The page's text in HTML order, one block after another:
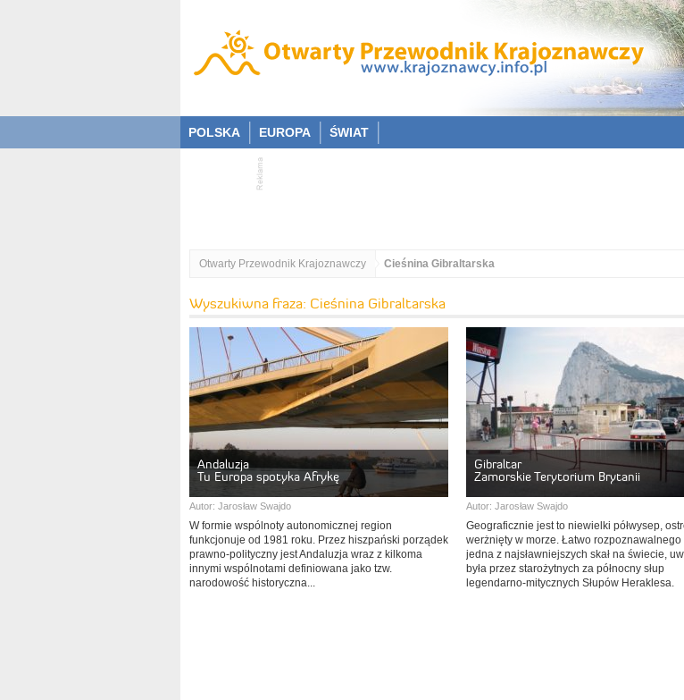
POLSKA EUROPA ŚWIAT
Otwarty Przewodnik Krajoznawczy Cieśnina Gibraltarska
Wyszukiwna fraza: Cieśnina Gibraltarska
Andaluzja
Tu Europa spotyka Afrykę
Autor: Jarosław Swajdo
W formie wspólnoty autonomicznej region
funkcjonuje od 1981 roku. Przez hiszpański porządek
prawno-polityczny jest Andaluzja wraz z kilkoma
innymi wspólnotami definiowana jako tzw.
narodowość historyczna...
Gibraltar
Zamorskie Terytorium Brytanii
Autor: Jarosław Swajdo
Geograficznie jest to niewielki półwysep,
werżnięty w morze. Łatwo rozpoznawalnego
jedna z najsławniejszych skał na świecie,
była przez starożytnych za północny słup
legendarno-mitycznych Słupów Heraklesa.